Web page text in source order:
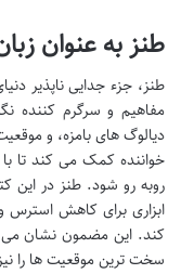
طنز به عنوان
طنز، جزء جدایی ناپذیر
مفاهیم و سرگرم کننده
دیالوگ های بامزه، و
خواننده کمک می کند تا
روبه رو شود. طنز در این
ابزاری برای کاهش
کند. این مضمون نشان
سخت ترین موقعیت ها را